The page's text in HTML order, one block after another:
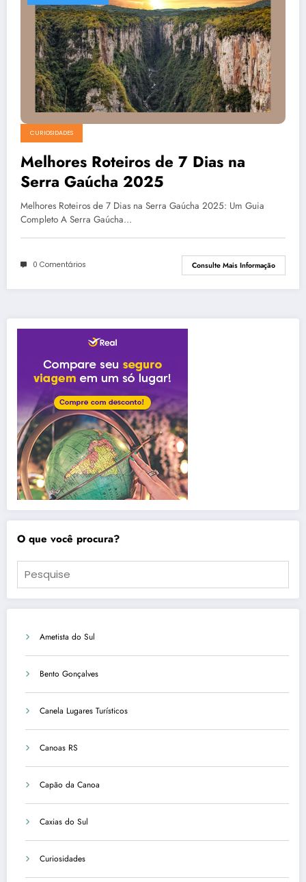
CURIOSIDADES
Melhores Roteiros de 7 Dias na
Serra Gaúcha 2025
Melhores Roteiros de 7 Dias na Serra Gaúcha 2025: Um Guia
Completo A Serra Gaúcha…
0 Comentários Consulte Mais Informação
O que você procura?
Ametista do Sul
Bento Gonçalves
Canela Lugares Turísticos
Canoas RS
Capão da Canoa
Caxias do Sul
Curiosidades